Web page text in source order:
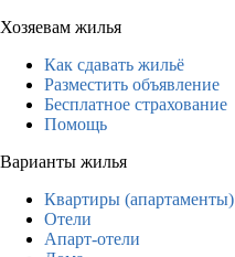
Хозяевам жилья
Как сдавать жильё
Разместить объявление
Бесплатное страхование
Помощь
Варианты жилья
Квартиры (апартаменты)
Отели
Апарт-отели